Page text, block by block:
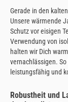
Gerade in den
Unsere wärmende
Schutz vor eisigen
Verwendung von
halten wir Dich
vernachlässigen.
leistungsfähig und
Robustheit und